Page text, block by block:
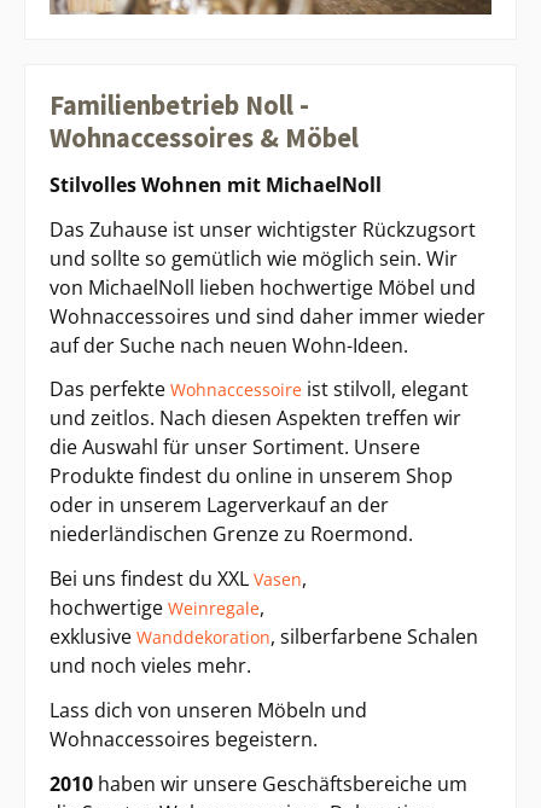
Familienbetrieb Noll -
Wohnaccessoires & Möbel
Stilvolles Wohnen mit MichaelNoll
Das Zuhause ist unser wichtigster Rückzugsort
und sollte so gemütlich wie möglich sein. Wir
von MichaelNoll lieben hochwertige Möbel und
Wohnaccessoires und sind daher immer wieder
auf der Suche nach neuen Wohn-Ideen.
Das perfekte Wohnaccessoire ist stilvoll, elegant
und zeitlos. Nach diesen Aspekten treffen wir
die Auswahl für unser Sortiment. Unsere
Produkte findest du online in unserem Shop
oder in unserem Lagerverkauf an der
niederländischen Grenze zu Roermond.
Bei uns findest du XXL Vasen,
hochwertige Weinregale,
exklusive Wanddekoration, silberfarbene Schalen
und noch vieles mehr.
Lass dich von unseren Möbeln und
Wohnaccessoires begeistern.
2010 haben wir unsere Geschäftsbereiche um